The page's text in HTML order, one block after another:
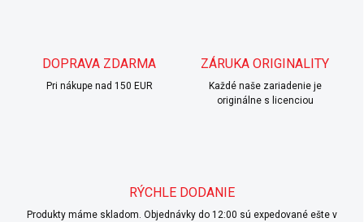
DOPRAVA ZDARMA
Pri nákupe nad 150 EUR
ZÁRUKA ORIGINALITY
Každé naše zariadenie je
originálne s licenciou
RÝCHLE DODANIE
Produkty máme skladom. Objednávky do 12:00 sú expedované ešte v